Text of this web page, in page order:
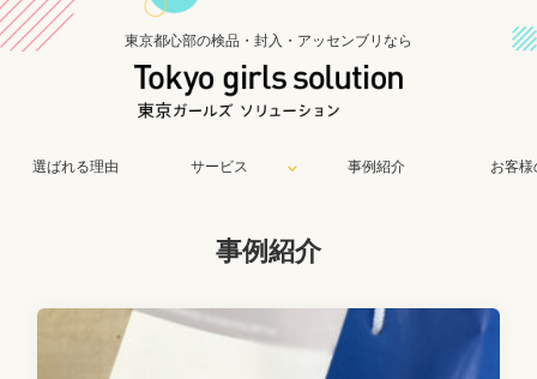
東京都心部の検品・封入・アッセンブリなら
選ばれる理由 サービス 事例紹介 お客様
事例紹介